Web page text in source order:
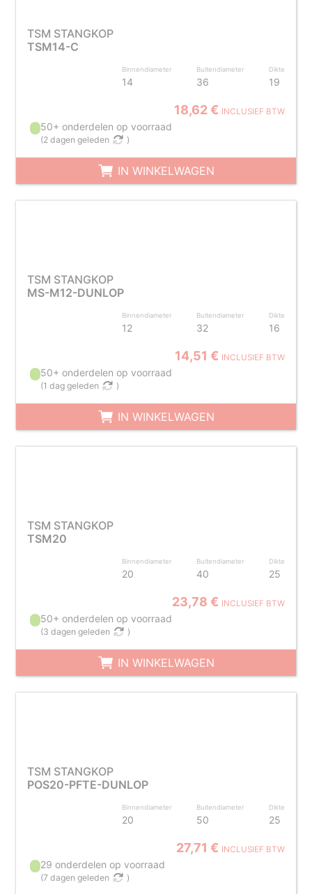
TSM STANGKOP
TSM14-C
Binnendiameter
14
Buitendiameter
36
Dikte
19
18,62 € INCLUSIEF BTW
50+ onderdelen op voorraad
(2 dagen geleden )
IN WINKELWAGEN
TSM STANGKOP
MS-M12-DUNLOP
Binnendiameter
12
Buitendiameter
32
Dikte
16
14,51 € INCLUSIEF BTW
50+ onderdelen op voorraad
(1 dag geleden )
IN WINKELWAGEN
TSM STANGKOP
TSM20
Binnendiameter
20
Buitendiameter
40
Dikte
25
23,78 € INCLUSIEF BTW
50+ onderdelen op voorraad
(3 dagen geleden )
IN WINKELWAGEN
TSM STANGKOP
POS20-PFTE-DUNLOP
Binnendiameter
20
Buitendiameter
50
Dikte
25
27,71 € INCLUSIEF BTW
29 onderdelen op voorraad
(7 dagen geleden )